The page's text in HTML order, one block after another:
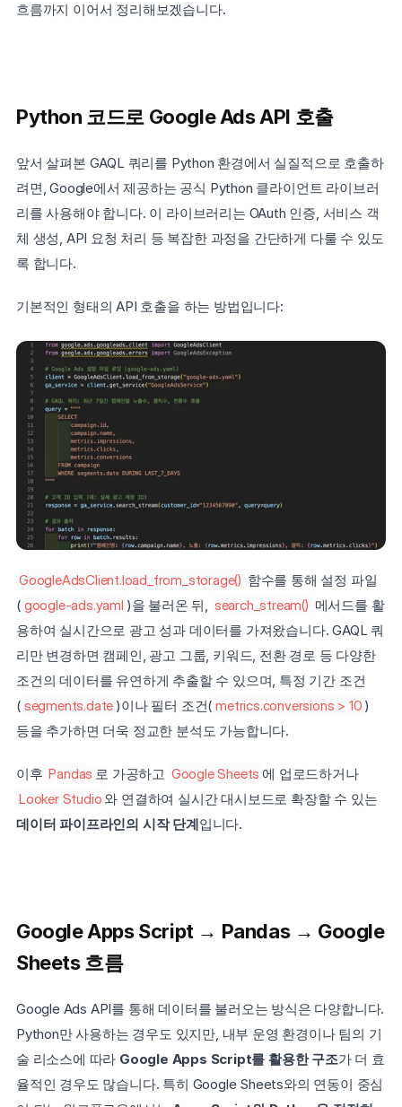
흐름까지 이어서 정리해보겠습니다.
Python 코드로 Google Ads API 호출
앞서 살펴본 GAQL 쿼리를 Python 환경에서 실질적으로 호출하
려면, Google에서 제공하는 공식 Python 클라이언트 라이브러
리를 사용해야 합니다. 이 라이브러리는 OAuth 인증, 서비스 객
체 생성, API 요청 처리 등 복잡한 과정을 간단하게 다룰 수 있도
록 합니다.
기본적인 형태의 API 호출을 하는 방법입니다:
GoogleAdsClient.load_from_storage() 함수를 통해 설정 파일
( google-ads.yaml )을 불러온 뒤, search_stream() 메서드를 활
용하여 실시간으로 광고 성과 데이터를 가져왔습니다. GAQL 쿼
리만 변경하면 캠페인, 광고 그룹, 키워드, 전환 경로 등 다양한
조건의 데이터를 유연하게 추출할 수 있으며, 특정 기간 조건
( segments.date )이나 필터 조건( metrics.conversions > 10 )
등을 추가하면 더욱 정교한 분석도 가능합니다.
이후 Pandas 로 가공하고 Google Sheets
에 업로드하거나
Looker Studio
데이터 파이프라인의 시작 단계입니다.
Google Apps Script → Pandas → Google
Sheets 흐름
Google Ads API를 통해 데이터를 불러오는 방식은 다양합니다.
Python만 사용하는 경우도 있지만, 내부 운영 환경이나 팀의 기
술 리소스에 따라 Google Apps Script를 활용한 구조가 더 효
율적인 경우도 많습니다. 특히 Google Sheets와의 연동이 중심